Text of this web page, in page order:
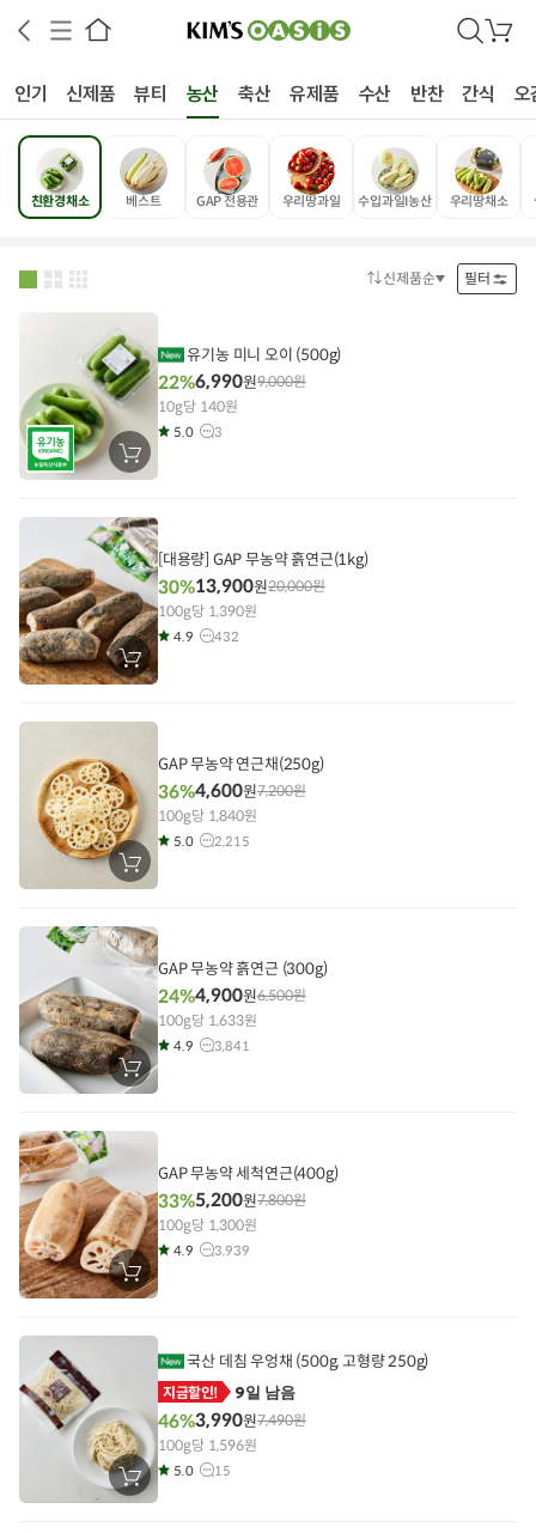
구
니
인기 신제품 뷰티 농산 축산 유제품 수산 반찬 간식 오
베스트 GAP 전용관 우리땅과일 수입과일I농산
친환경채소 우리땅채소
정신제품순 필터
장
바
에
담
기
유기농 미니 오이 (500g)
22%6,990원9,000원
10g당 140원
5.0 3
장
바
에
[대용량] GAP 무농약 흙연근(1kg)
30%13,900원20,000원
100g당 1,390원
4.9 432
장
바
에
담
기
GAP 무농약 연근채(250g)
36%4,600원7,200원
100g당 1,840원
5.0 2,215
장
바
에
GAP 무농약 흙연근 (300g)
24%4,900원6,500원
100g당 1,633원
4.9 3,841
장
바
에
GAP 무농약 세척연근(400g)
33%5,200원7,800원
100g당 1,300원
4.9 3,939
장
바
국산 데침 우엉채 (500g, 고형량 250g)
지금할인! 9일 남음
46%3,990원7,490원
100g당 1,596원
5.0 15